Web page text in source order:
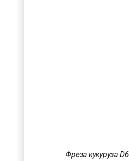
Фреза кукуруза